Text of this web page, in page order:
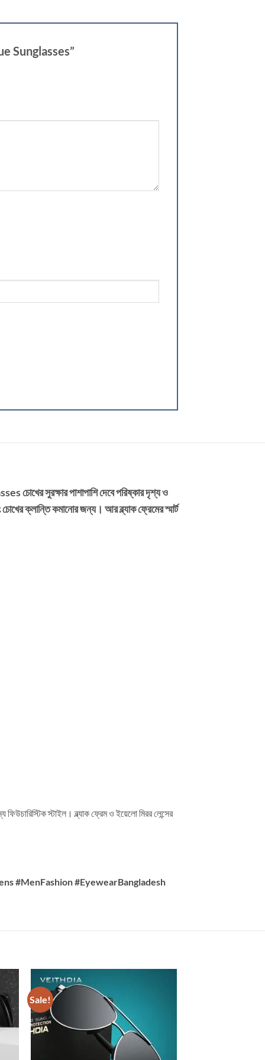
Sunglasses”
চোখের সুরক্ষার পাশাপাশি দেবে পরিষ্কার দৃশ্য ও
ক্লান্তি কমানোর জন্য। আর ব্ল্যাক ফ্রেমের স্মার্ট
স্টাইল। ব্ল্যাক ফ্রেম ও ইয়েলো মিরর লেন্সের
#MenFashion #EyewearBangladesh
Sale!